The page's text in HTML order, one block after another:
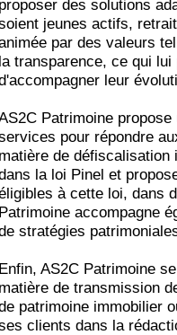
des solutions
jeunes actifs,
par des valeurs
transparence, ce qui
leur
Patrimoine
pour répondre
de
la loi Pinel et
à cette loi, dans
accompagne
stratégies
AS2C Patrimoine
de transmission
patrimoine immobilier
clients dans la